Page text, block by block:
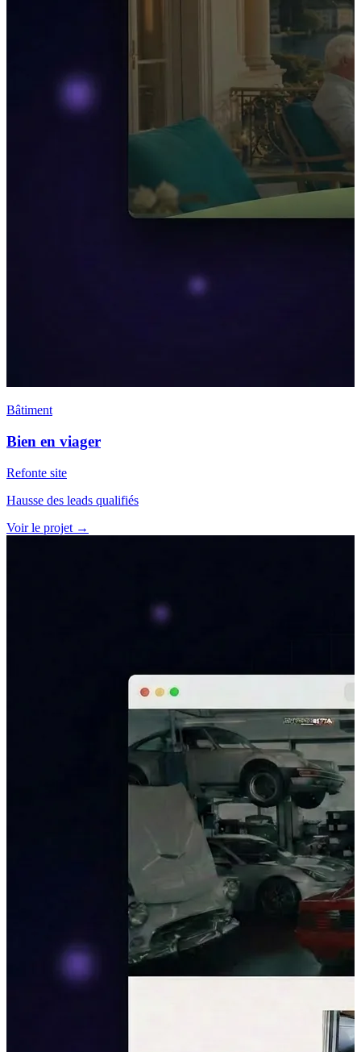
Bâtiment
Bien en viager
Refonte site
Hausse des leads qualifiés
Voir le projet →